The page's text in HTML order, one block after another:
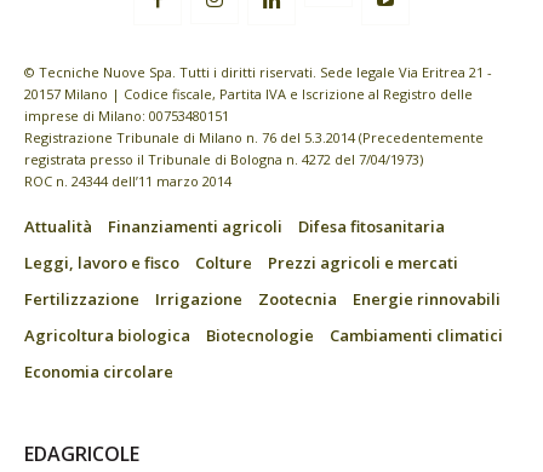
© Tecniche Nuove Spa. Tutti i diritti riservati. Sede legale Via Eritrea 21 -
20157 Milano | Codice fiscale, Partita IVA e Iscrizione al Registro delle
imprese di Milano: 00753480151
Registrazione Tribunale di Milano n. 76 del 5.3.2014 (Precedentemente
registrata presso il Tribunale di Bologna n. 4272 del 7/04/1973)
ROC n. 24344 dell’11 marzo 2014
Attualità Finanziamenti agricoli
Difesa fitosanitaria
Leggi, lavoro e fisco
Colture
Prezzi agricoli e mercati
Fertilizzazione
Irrigazione Zootecnia
Energie rinnovabili
Agricoltura biologica
Biotecnologie
Cambiamenti climatici
Economia circolare
EDAGRICOLE